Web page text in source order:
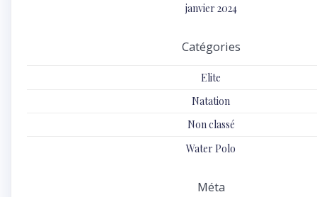
janvier 2024
Catégories
Elite
Natation
Non classé
Water Polo
Méta